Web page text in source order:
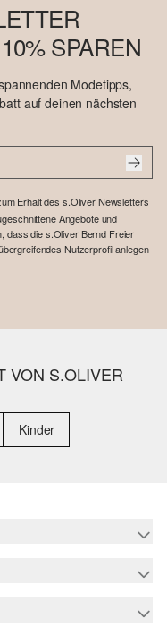
SPAREN
Modetipps,
auf deinen nächsten
Erhalt des s.Oliver Newsletters
Angebote und
dass die s.Oliver Bernd Freier
Nutzerprofil anlegen
VON S.OLIVER
Kinder